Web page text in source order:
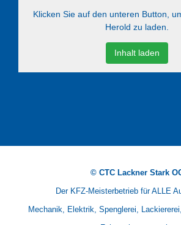
Klicken Sie auf den unteren Button,
Herold zu laden.
Inhalt laden
© CTC Lackner Stark
Der KFZ-Meisterbetrieb für ALLE
Mechanik, Elektrik, Spenglerei,